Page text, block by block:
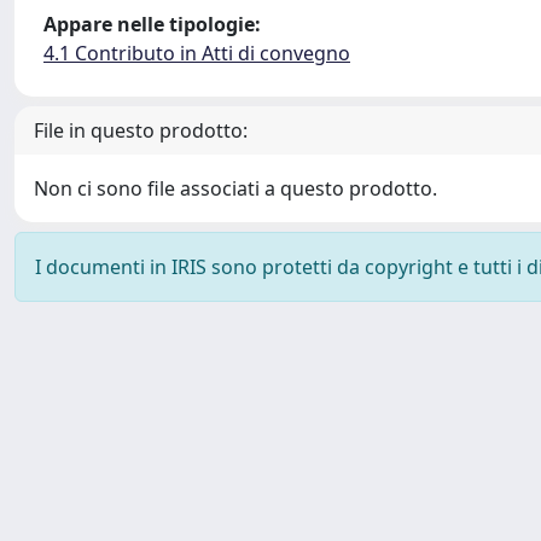
Appare nelle tipologie:
4.1 Contributo in Atti di convegno
File in questo prodotto:
Non ci sono file associati a questo prodotto.
I documenti in IRIS sono protetti da copyright e tutti i